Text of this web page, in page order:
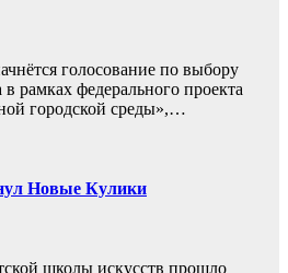
голосование по выбору
в рамках федерального проекта
городской среды»,…
Новые Кулики
школы искусств прошло